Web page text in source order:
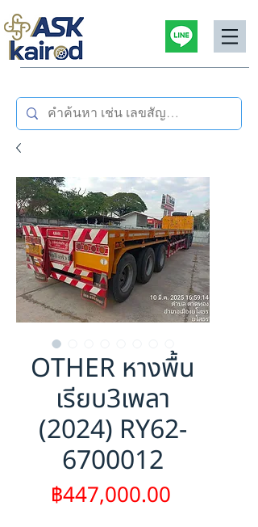
OTHER หางพื้น
เรียบ3เพลา
(2024) RY62-
6700012
฿447,000.00